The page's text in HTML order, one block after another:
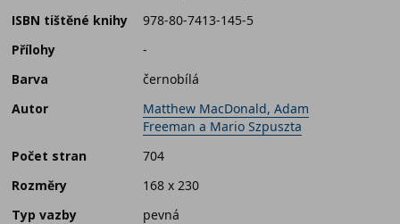
ISBN tištěné knihy
978-80-7413-145-5
Přílohy
-
Barva
černobílá
Autor
Matthew MacDonald, Adam
Freeman a Mario Szpuszta
Počet stran
704
Rozměry
168 x 230
Typ vazby
pevná